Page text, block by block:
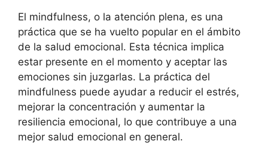
El mindfulness, o la atención plena, es una
práctica que se ha vuelto popular en el ámbito
de la salud emocional. Esta técnica implica
estar presente en el momento y aceptar las
emociones sin juzgarlas. La práctica del
mindfulness puede ayudar a reducir el estrés,
mejorar la concentración y aumentar la
resiliencia emocional, lo que contribuye a una
mejor salud emocional en general.